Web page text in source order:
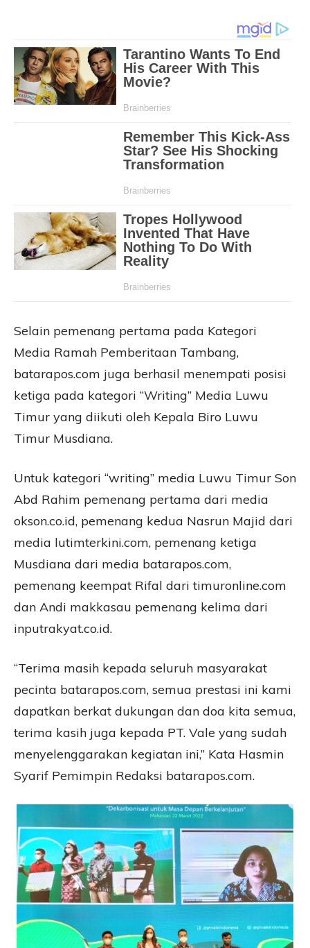
Selain pemenang pertama pada Kategori
Media Ramah Pemberitaan Tambang,
batarapos.com juga berhasil menempati posisi
ketiga pada kategori “Writing” Media Luwu
Timur yang diikuti oleh Kepala Biro Luwu
Timur Musdiana.
Untuk kategori “writing” media Luwu Timur Son
Abd Rahim pemenang pertama dari media
okson.co.id, pemenang kedua Nasrun Majid dari
media lutimterkini.com, pemenang ketiga
Musdiana dari media batarapos.com,
pemenang keempat Rifal dari timuronline.com
dan Andi makkasau pemenang kelima dari
inputrakyat.co.id.
“Terima masih kepada seluruh masyarakat
pecinta batarapos.com, semua prestasi ini kami
dapatkan berkat dukungan dan doa kita semua,
terima kasih juga kepada PT. Vale yang sudah
menyelenggarakan kegiatan ini,” Kata Hasmin
Syarif Pemimpin Redaksi batarapos.com.